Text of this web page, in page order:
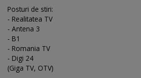
Posturi de stiri:
- Realitatea TV
- Antena 3
- B1
- Romania TV
- Digi 24
(Giga TV, OTV)